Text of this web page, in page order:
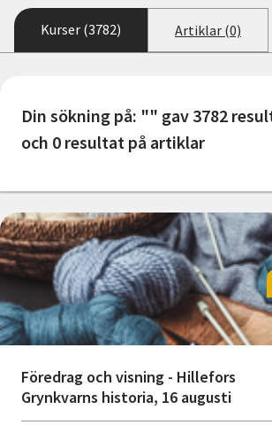
Starta studiecirkel
Cirkelledare
Nyheter
Avdelningar
Lyssna
Kurser (3782) Artiklar (0)
Din sökning på: "" gav 3782
och 0 resultat på artiklar
Föredrag och visning - Hillefors
Grynkvarns historia, 16 augusti